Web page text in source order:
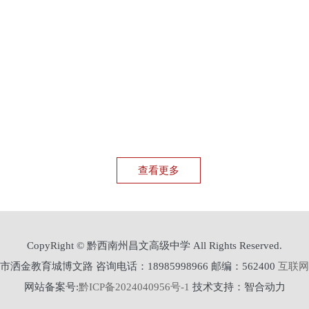
查看更多
CopyRight © 黔西南州昌文高级中学 All Rights Reserved.
洒金教育城博文路 咨询电话：18985998966 邮编：562400 互联
网站备案号:黔ICP备2024040956号-1 技术支持：智合动力